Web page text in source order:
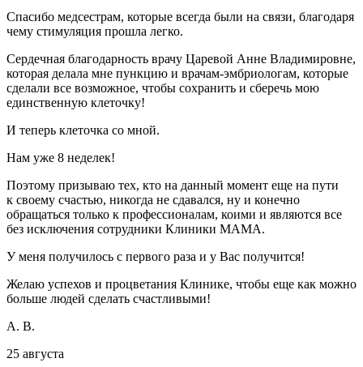
Спасибо медсестрам, которые всегда были на связи, благодаря
чему стимуляция прошла легко.
Сердечная благодарность врачу Царевой Анне Владимировне,
которая делала мне пункцию и врачам-эмбриологам, которые
сделали все возможное, чтобы сохранить и сберечь мою
единственную клеточку!
И теперь клеточка со мной.
Нам уже 8 неделек!
Поэтому призываю тех, кто на данный момент еще на пути
к своему счастью, никогда не сдавался, ну и конечно
обращаться только к профессионалам, коими и являются все
без исключения сотрудники Клиники МАМА.
У меня получилось с первого раза и у Вас получится!
Желаю успехов и процветания Клинике, чтобы еще как можно
больше людей сделать счастливыми!
А. В.
25 августа